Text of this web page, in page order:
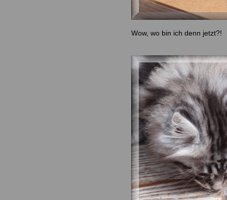
Wow, wo bin ich denn jetzt?!